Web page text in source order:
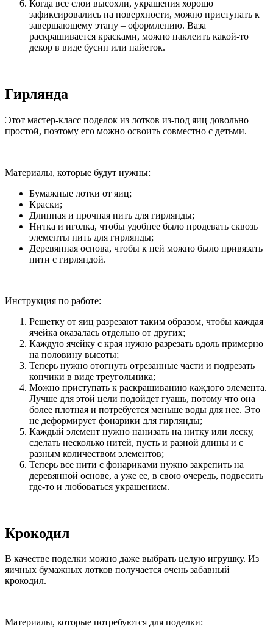
Когда все слои высохли, украшения хорошо
зафиксировались на поверхности, можно приступать к
завершающему этапу – оформлению. Ваза
раскрашивается красками, можно наклеить какой-то
декор в виде бусин или пайеток.
Гирлянда
Этот мастер-класс поделок из лотков из-под яиц довольно
простой, поэтому его можно освоить совместно с детьми.
Материалы, которые будут нужны:
Бумажные лотки от яиц;
Краски;
Длинная и прочная нить для гирлянды;
Нитка и иголка, чтобы удобнее было продевать сквозь
элементы нить для гирлянды;
Деревянная основа, чтобы к ней можно было привязать
нити с гирляндой.
Инструкция по работе:
Решетку от яиц разрезают таким образом, чтобы каждая
ячейка оказалась отдельно от других;
Каждую ячейку с края нужно разрезать вдоль примерно
на половину высоты;
Теперь нужно отогнуть отрезанные части и подрезать
кончики в виде треугольника;
Можно приступать к раскрашиванию каждого элемента.
Лучше для этой цели подойдет гуашь, потому что она
более плотная и потребуется меньше воды для нее. Это
не деформирует фонарики для гирлянды;
Каждый элемент нужно нанизать на нитку или леску,
сделать несколько нитей, пусть и разной длины и с
разным количеством элементов;
Теперь все нити с фонариками нужно закрепить на
деревянной основе, а уже ее, в свою очередь, подвесить
где-то и любоваться украшением.
Крокодил
В качестве поделки можно даже выбрать целую игрушку. Из
яичных бумажных лотков получается очень забавный
крокодил.
Материалы, которые потребуются для поделки: